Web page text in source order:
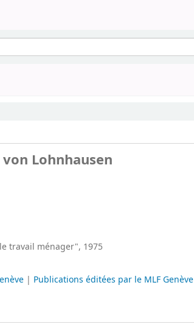
Lohnhausen
travail ménager", 1975
| Publications éditées par le MLF Genève